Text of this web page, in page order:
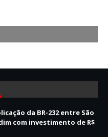
da BR-232 entre São
com investimento de R$